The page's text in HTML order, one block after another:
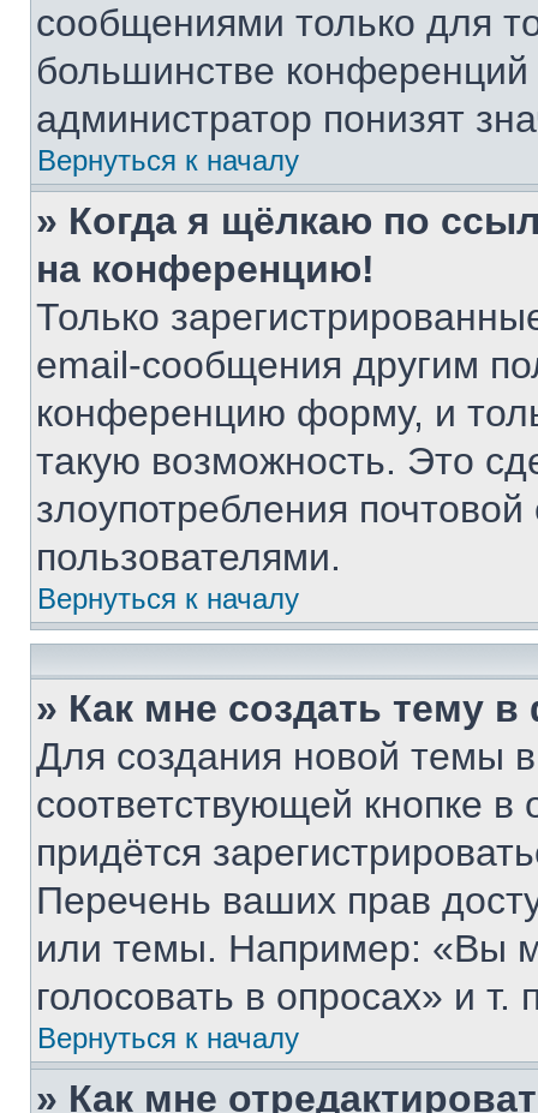
сообщениями только для
большинстве
администратор понизят
Вернуться к началу
» Когда я щёлкаю по
на конференцию!
Только
email-сообщения другим
конференцию форму, и
такую возможность. Это
злоупотребления
пользователями.
Вернуться к началу
» Как мне создать тему
Для создания новой темы
соответствующей кнопке
придётся
Перечень ваших прав
или темы. Например: «Вы
голосовать в опросах» и т.
Вернуться к началу
» Как мне